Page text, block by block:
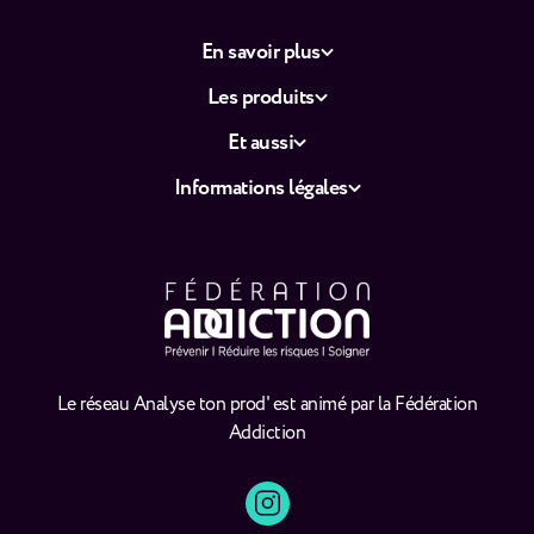
Le réseau Analyse ton prod' est animé par la Fédération
Addiction
En savoir plus
Les produits
Et aussi
Informations légales